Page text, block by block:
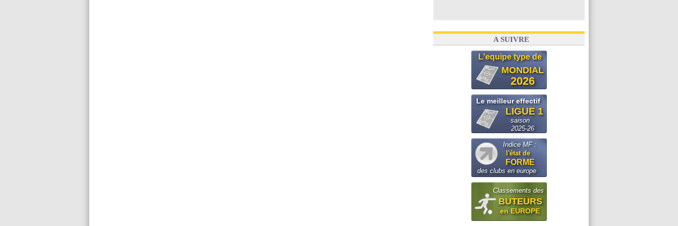
A SUIVRE
L'equipe type de
MONDIAL
2026
Le meilleur effectif
LIGUE 1
saison
2025-26
Indice MF :
l'état de
FORME
des clubs en europe
Classements des
BUTEURS
en EUROPE